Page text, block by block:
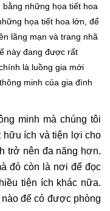
những họa tiết hoa
họa tiết hoa lớn, để
lãng mạn và trang nhã
này đang được rất
là luồng gia mới
minh của gia đình
minh mà chúng tôi
hữu ích và tiện lợi cho
trở nên đa năng hơn.
đó còn là nơi để đọc
tiện ích khác nữa.
để có được phòng